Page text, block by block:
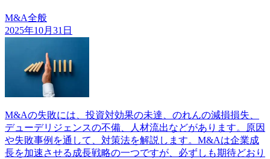
M&A全般
2025年10月31日
M&Aの失敗には、投資対効果の未達、のれんの減損損失、
デューデリジェンスの不備、人材流出などがあります。原因
や失敗事例を通して、対策法を解説します。M&Aは企業成
長を加速させる成長戦略の一つですが、必ずしも期待どおり